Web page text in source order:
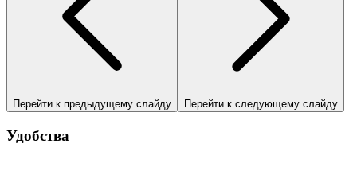
Перейти к предыдущему слайду Перейти к следующему слайду
Удобства